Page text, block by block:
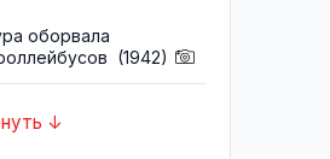
оборвала
(1942)
↓